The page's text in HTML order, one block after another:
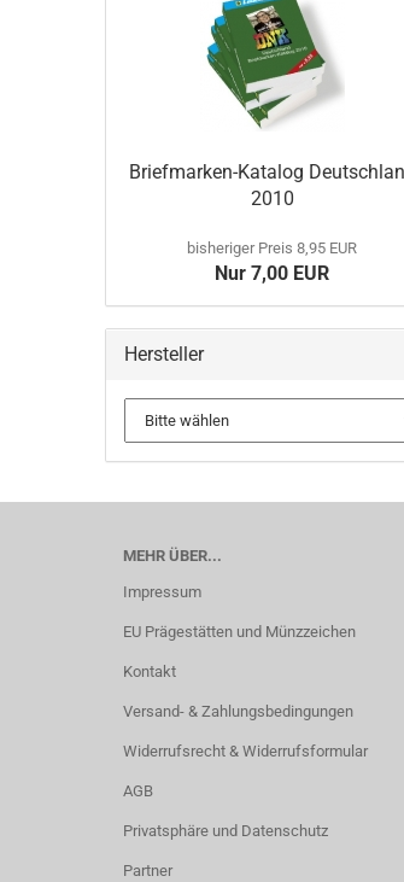
Briefmarken-​Katalog
2010
bisheriger Preis 8,95 EUR
Nur 7,00 EUR
Hersteller
MEHR ÜBER...
Impressum
EU Prägestätten und Münzzeichen
Kontakt
Versand- & Zahlungsbedingungen
Widerrufsrecht & Widerrufsformular
AGB
Privatsphäre und Datenschutz
Partner